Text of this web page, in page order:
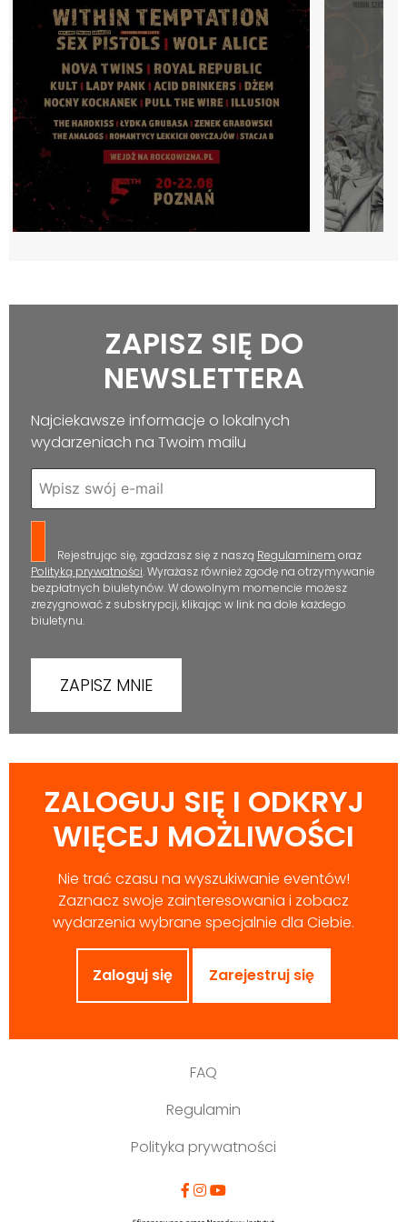
ZAPISZ SIĘ DO
NEWSLETTERA
Najciekawsze informacje o lokalnych
wydarzeniach na Twoim mailu
Rejestrując się, zgadzasz się z naszą Regulaminem oraz
Polityką prywatności. Wyrażasz również zgodę na otrzymywanie
bezpłatnych biuletynów. W dowolnym momencie możesz
zrezygnować z subskrypcji, klikając w link na dole każdego
biuletynu.
ZALOGUJ SIĘ I ODKRYJ
WIĘCEJ MOŻLIWOŚCI
Nie trać czasu na wyszukiwanie eventów!
Zaznacz swoje zainteresowania i zobacz
wydarzenia wybrane specjalnie dla Ciebie.
Zaloguj się Zarejestruj się
FAQ
Regulamin
Polityka prywatności